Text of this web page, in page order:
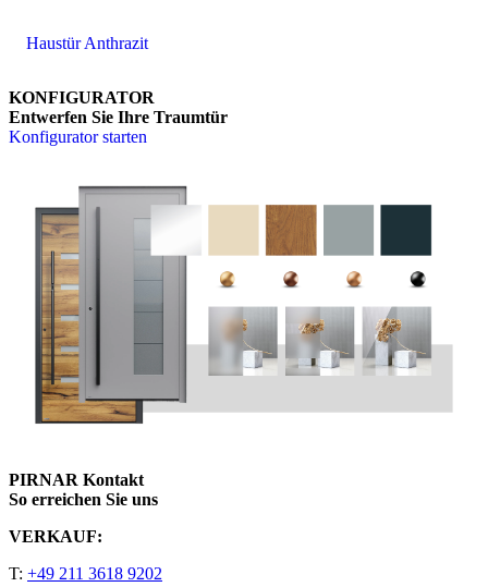
Haustür Anthrazit
KONFIGURATOR
Entwerfen Sie Ihre Traumtür
Konfigurator starten
PIRNAR Kontakt
So erreichen Sie uns
VERKAUF:
T: +49 211 3618 9202